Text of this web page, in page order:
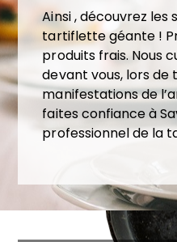
Ainsi , découvrez les
tartiflette géante !
produits frais. Nous
devant vous, lors de
manifestations de
faites confiance à
professionnel de la